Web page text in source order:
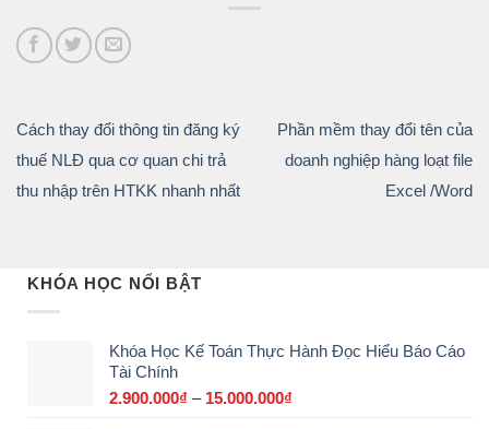
Cách thay đổi thông tin đăng ký
thuế NLĐ qua cơ quan chi trả
thu nhập trên HTKK nhanh nhất
Phần mềm thay đổi tên của
doanh nghiệp hàng loạt file
Excel /Word
KHÓA HỌC NỔI BẬT
Khóa Học Kế Toán Thực Hành Đọc Hiểu Báo Cáo
Tài Chính
2.900.000₫ – 15.000.000₫